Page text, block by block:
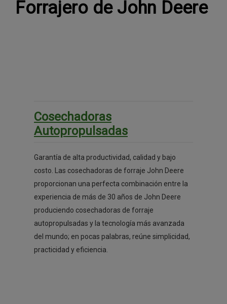
Forrajero de John Deere
Cosechadoras
Autopropulsadas
Garantía de alta productividad, calidad y bajo
costo. Las cosechadoras de forraje John Deere
proporcionan una perfecta combinación entre la
experiencia de más de 30 años de John Deere
produciendo cosechadoras de forraje
autopropulsadas y la tecnología más avanzada
del mundo; en pocas palabras, reúne simplicidad,
practicidad y eficiencia.